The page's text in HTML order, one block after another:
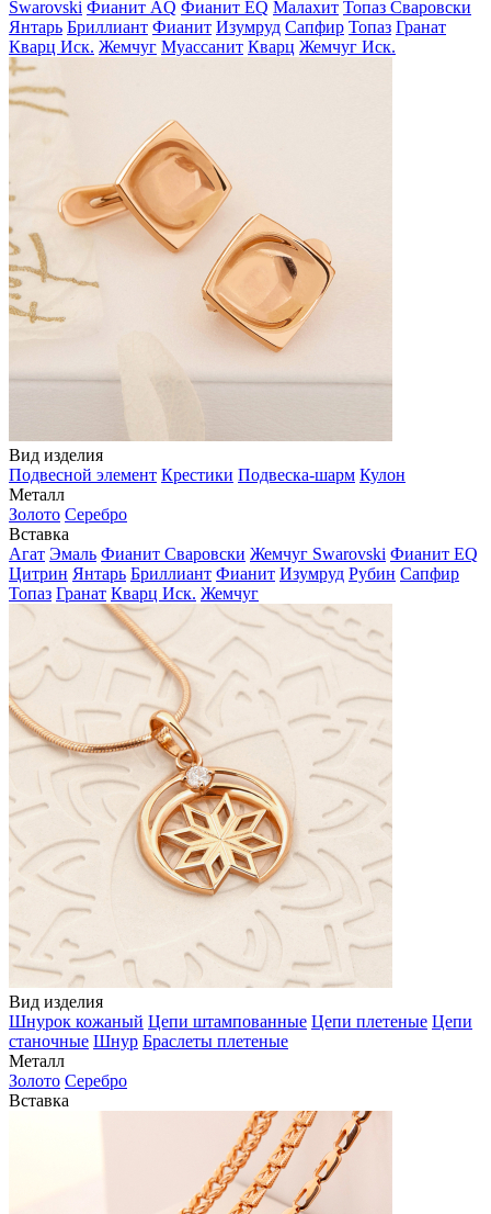
Swarovski Фианит AQ Фианит EQ Малахит Топаз Сваровски
Янтарь Бриллиант Фианит Изумруд Сапфир Топаз Гранат
Кварц Иск. Жемчуг Муассанит Кварц Жемчуг Иск.
Вид изделия
Подвесной элемент Крестики Подвеска-шарм Кулон
Металл
Золото Серебро
Вставка
Агат Эмаль Фианит Сваровски Жемчуг Swarovski Фианит EQ
Цитрин Янтарь Бриллиант Фианит Изумруд Рубин Сапфир
Топаз Гранат Кварц Иск. Жемчуг
Вид изделия
Шнурок кожаный Цепи штампованные Цепи плетеные Цепи
станочные Шнур Браслеты плетеные
Металл
Золото Серебро
Вставка